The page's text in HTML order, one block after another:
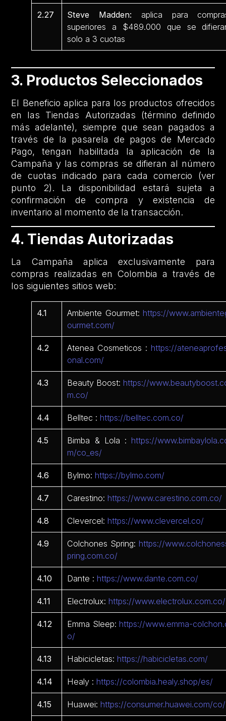
2.27 Steve Madden: aplica para
superiores a $489.000 que se
solo a 3 cuotas
3. Productos Seleccionados
El Beneficio aplica para los productos ofrecidos
en las Tiendas Autorizadas (término definido
más adelante), siempre que sean pagados a
través de la pasarela de pagos de Mercado
Pago, tengan habilitada la aplicación de la
Campaña y las compras se difieran al número
de cuotas indicado para cada comercio (ver
punto 2). La disponibilidad estará sujeta a
confirmación de compra y existencia de
inventario al momento de la transacción.
4. Tiendas Autorizadas
La Campaña aplica exclusivamente para
compras realizadas en Colombia a través de
los siguientes sitios web:
4.1 Ambiente Gourmet:https://
ourmet.com/
4.2 Atenea Cosmeticos :https://
onal.com/
4.3 Beauty Boost:https://
m.co/
4.4 Belltec :https://belltec.com.co/
4.5 Bimba & Lola :https://
m/co_es/
4.6 Bylmo:https://bylmo.com/
4.7 Carestino:https://www.carestino.com.co/
4.8 Clevercel:https://www.clevercel.co/
4.9 Colchones Spring:https://
pring.com.co/
4.10 Dante :https://www.dante.com.co/
4.11 Electrolux:https://www.electrolux.com.co/
4.12 Emma Sleep:https://www.emma-
o/
4.13 Habicicletas:https://habicicletas.com/
4.14 Healy :https://colombia.healy.shop/es/
4.15 Huawei:https://consumer.huawei.com/co/